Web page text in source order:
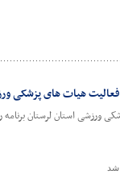
هیات های پزشکی
ورزشی استان لرستان
شد